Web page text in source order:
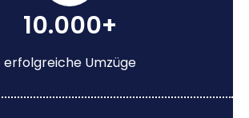
10.000+
erfolgreiche Umzüge